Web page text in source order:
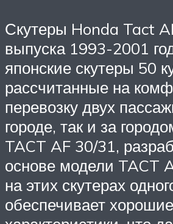
Скутеры Honda Tact
выпуска 1993-2001
японские скутеры 50
рассчитанные на
перевозку двух
городе, так и за
TACT AF 30/31,
основе модели TACT
на этих скутерах
обеспечивает